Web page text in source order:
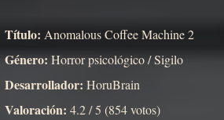
Título: Anomalous Coffee Machine 2
Género:Horror psicológico / Sigilo
Desarrollador: HoruBrain
Valoración: 4.2 / 5 (854 votos)